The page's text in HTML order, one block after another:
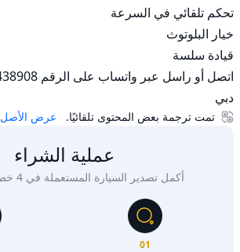
دبي
عرض الأصل تمت ترجمة بعض المحتوى تلقائيًا.
عملية الشراء
أكمل تصدير السيارة المستعملة في 4 خطوات بسيطة
01